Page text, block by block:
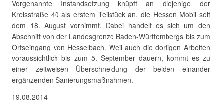
Vorgenannte Instandsetzung knüpft an diejenige der
Kreisstraße 40 als erstem Teilstück an, die Hessen Mobil seit
dem 18. August vornimmt. Dabei handelt es sich um den
Abschnitt von der Landesgrenze Baden-Württembergs bis zum
Ortseingang von Hesselbach. Weil auch die dortigen Arbeiten
voraussichtlich bis zum 5. September dauern, kommt es zu
einer zeitweisen Überschneidung der beiden einander
ergänzenden Sanierungsmaßnahmen.
19.08.2014